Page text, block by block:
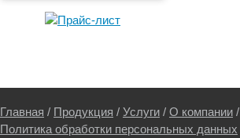
Главная / Продукция / Услуги / О компании /
Политика обработки персональных данных